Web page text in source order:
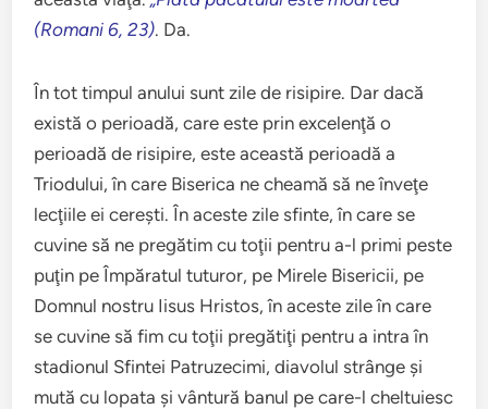
(Romani 6, 23). Da.
În tot timpul anului sunt zile de risipire. Dar dacă
există o perioadă, care este prin excelenţă o
perioadă de risipire, este această perioadă a
Triodului, în care Biserica ne cheamă să ne înveţe
lecţiile ei cereşti. În aceste zile sfinte, în care se
cuvine să ne pregătim cu toţii pentru a-l primi peste
puţin pe Împăratul tuturor, pe Mirele Bisericii, pe
Domnul nostru Iisus Hristos, în aceste zile în care
se cuvine să fim cu toţii pregătiţi pentru a intra în
stadionul Sfintei Patruzecimi, diavolul strânge şi
mută cu lopata şi vântură banul pe care-l cheltuiesc